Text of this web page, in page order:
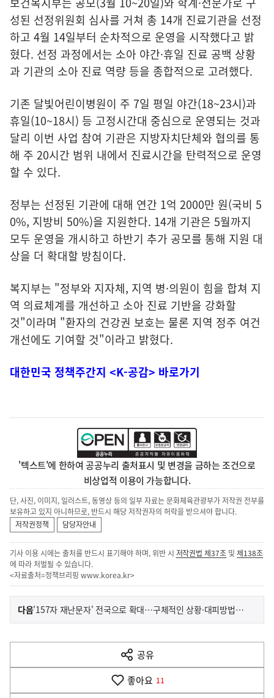
성된 선정위원회 심사를 거쳐 총 14개 진료기관을 선정
하고 4월 14일부터 순차적으로 운영을 시작했다고 밝
혔다. 선정 과정에서는 소아 야간·휴일 진료 공백 상황
과 기관의 소아 진료 역량 등을 종합적으로 고려했다.
기존 달빛어린이병원이 주 7일 평일 야간(18~23시)과
휴일(10~18시) 등 고정시간대 중심으로 운영되는 것과
달리 이번 사업 참여 기관은 지방자치단체와 협의를 통
해 주 20시간 범위 내에서 진료시간을 탄력적으로 운영
할 수 있다.
정부는 선정된 기관에 대해 연간 1억 2000만 원(국비 5
0%, 지방비 50%)을 지원한다. 14개 기관은 5월까지
모두 운영을 개시하고 하반기 추가 공모를 통해 지원 대
상을 더 확대할 방침이다.
복지부는 "정부와 지자체, 지역 병·의원이 힘을 합쳐 지
역 의료체계를 개선하고 소아 진료 기반을 강화할
것"이라며 "환자의 건강권 보호는 물론 지역 정주 여건
개선에도 기여할 것"이라고 밝혔다.
대한민국 정책주간지 <K-공감> 바로가기
'텍스트'에 한하여 공공누리 출처표시 및 변경을 금하는 조건으로
비상업적 이용이 가능합니다.
단, 사진, 이미지, 일러스트, 동영상 등의 일부 자료는 문화체육관광부가 저작권 전부를
보유하고 있지 아니하므로, 반드시 해당 저작권자의 허락을 받으셔야 합니다.
저작권정책
담당자안내
기사 이용 시에는 출처를 반드시 표기해야 하며, 위반 시 저작권법 제37조 및제138조
에 따라 처벌될 수 있습니다.
<자료출처=정책브리핑 www.korea.kr>
이
전
다
음
다음기
사
'157자 재난문자' 전국으로 확대…구체적인 상황·대피방법까지
공유
열
기
좋아요 11